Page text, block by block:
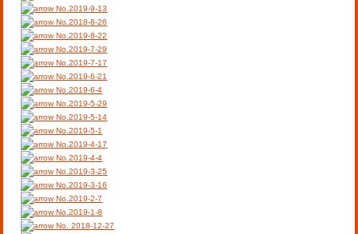
No.2019-9-13
No.2018-8-26
No.2019-8-22
No.2019-7-29
No.2019-7-17
No.2019-6-21
No.2019-6-4
No.2019-5-29
No.2019-5-14
No.2019-5-1
No.2019-4-17
No.2019-4-4
No.2019-3-25
No.2019-3-16
No.2019-2-7
No.2019-1-8
No. 2018-12-27